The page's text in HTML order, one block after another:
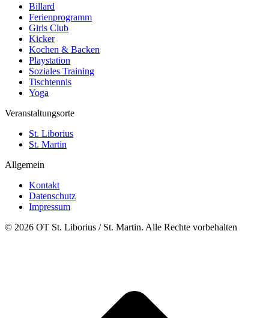
Billard
Ferienprogramm
Girls Club
Kicker
Kochen & Backen
Playstation
Soziales Training
Tischtennis
Yoga
Veranstaltungsorte
St. Liborius
St. Martin
Allgemein
Kontakt
Datenschutz
Impressum
© 2026 OT St. Liborius / St. Martin. Alle Rechte vorbehalten